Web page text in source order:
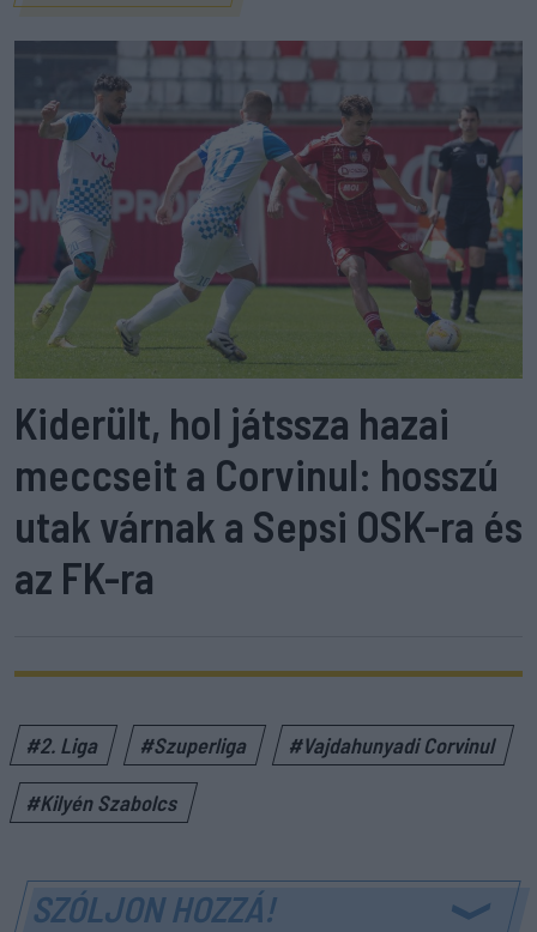
Kiderült, hol játssza hazai
meccseit a Corvinul: hosszú
utak várnak a Sepsi OSK-ra és
az FK-ra
#2. Liga #Szuperliga #Vajdahunyadi Corvinul
#Kilyén Szabolcs
SZÓLJON HOZZÁ!